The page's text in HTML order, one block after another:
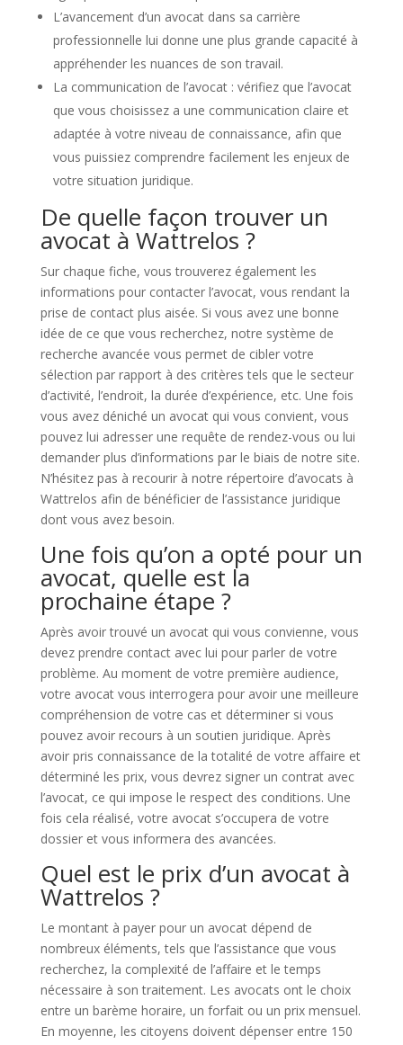
L’avancement d’un avocat dans sa carrière
professionnelle lui donne une plus grande capacité à
appréhender les nuances de son travail.
La communication de l’avocat : vérifiez que l’avocat
que vous choisissez a une communication claire et
adaptée à votre niveau de connaissance, afin que
vous puissiez comprendre facilement les enjeux de
votre situation juridique.
De quelle façon trouver un
avocat à Wattrelos ?
Sur chaque fiche, vous trouverez également les
informations pour contacter l’avocat, vous rendant la
prise de contact plus aisée. Si vous avez une bonne
idée de ce que vous recherchez, notre système de
recherche avancée vous permet de cibler votre
sélection par rapport à des critères tels que le secteur
d’activité, l’endroit, la durée d’expérience, etc. Une fois
vous avez déniché un avocat qui vous convient, vous
pouvez lui adresser une requête de rendez-vous ou lui
demander plus d’informations par le biais de notre site.
N’hésitez pas à recourir à notre répertoire d’avocats à
Wattrelos afin de bénéficier de l’assistance juridique
dont vous avez besoin.
Une fois qu’on a opté pour un
avocat, quelle est la
prochaine étape ?
Après avoir trouvé un avocat qui vous convienne, vous
devez prendre contact avec lui pour parler de votre
problème. Au moment de votre première audience,
votre avocat vous interrogera pour avoir une meilleure
compréhension de votre cas et déterminer si vous
pouvez avoir recours à un soutien juridique. Après
avoir pris connaissance de la totalité de votre affaire et
déterminé les prix, vous devrez signer un contrat avec
l’avocat, ce qui impose le respect des conditions. Une
fois cela réalisé, votre avocat s’occupera de votre
dossier et vous informera des avancées.
Quel est le prix d’un avocat à
Wattrelos ?
Le montant à payer pour un avocat dépend de
nombreux éléments, tels que l’assistance que vous
recherchez, la complexité de l’affaire et le temps
nécessaire à son traitement. Les avocats ont le choix
entre un barème horaire, un forfait ou un prix mensuel.
En moyenne, les citoyens doivent dépenser entre 150